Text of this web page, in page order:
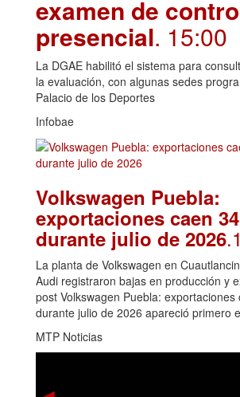
examen de
presencial. 15:00
La DGAE habilitó el sistema para
la evaluación, con algunas sedes
Palacio de los Deportes
Infobae
Volkswagen Puebla:
exportaciones caen
durante julio de 2026
La planta de Volkswagen en
Audi registraron bajas en producción y
post Volkswagen Puebla: exportaciones
durante julio de 2026 apareció primero
MTP Noticias